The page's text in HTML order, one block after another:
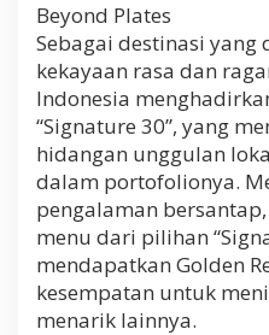
Beyond Plates
Sebagai destinasi yang
kekayaan rasa dan
Indonesia
“Signature 30”, yang
hidangan unggulan
dalam portofolionya.
pengalaman
menu dari pilihan
mendapatkan Golden
kesempatan untuk
menarik lainnya.